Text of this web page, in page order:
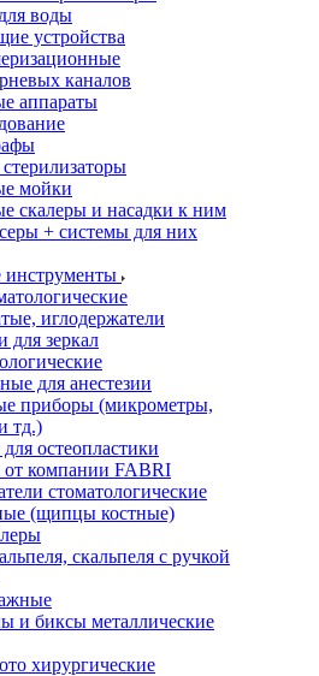
воды
устройства
каналов
аппараты
мойки
скалеры и насадки к ним
+ системы для них
инструменты
иглодержатели
для зеркал
для анестезии
приборы (микрометры,
тд.)
остеопластики
компании FABRI
стоматологические
(щипцы костные)
скальпеля с ручкой
и биксы металлические
хирургические